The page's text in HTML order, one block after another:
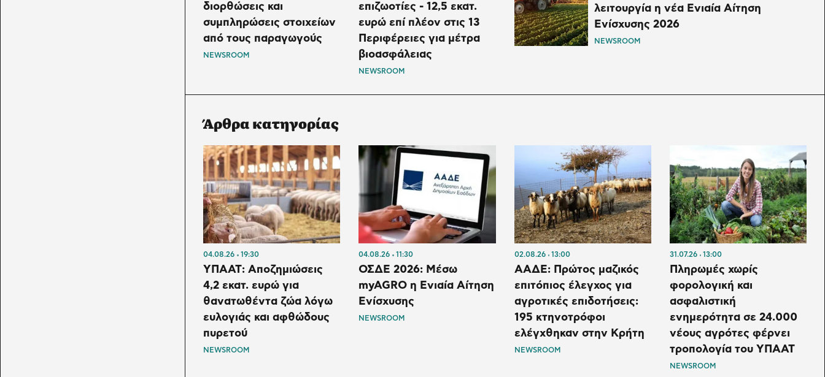
διορθώσεις και
συμπληρώσεις στοιχείων
από τους παραγωγούς
NEWSROOM
επιζωοτίες - 12,5 εκατ.
ευρώ επί πλέον στις 13
Περιφέρειες για μέτρα
βιοασφάλειας
NEWSROOM
λειτουργία η νέα Ενιαία Αίτηση
Ενίσχυσης 2026
NEWSROOM
Άρθρα κατηγορίας
04.08.26 19:30
ΥΠΑΑΤ: Αποζημιώσεις
4,2 εκατ. ευρώ για
θανατωθέντα ζώα λόγω
ευλογιάς και αφθώδους
πυρετού
NEWSROOM
04.08.26 11:30
ΟΣΔΕ 2026: Μέσω
myAGRO η Ενιαία Αίτηση
Ενίσχυσης
NEWSROOM
02.08.26 13:00
ΑΑΔΕ: Πρώτος μαζικός
επιτόπιος έλεγχος για
αγροτικές επιδοτήσεις:
195 κτηνοτρόφοι
ελέγχθηκαν στην Κρήτη
NEWSROOM
31.07.26 13:00
Πληρωμές χωρίς
φορολογική και
ασφαλιστική
ενημερότητα σε 24.000
νέους αγρότες φέρνει
τροπολογία του ΥΠΑΑΤ
NEWSROOM